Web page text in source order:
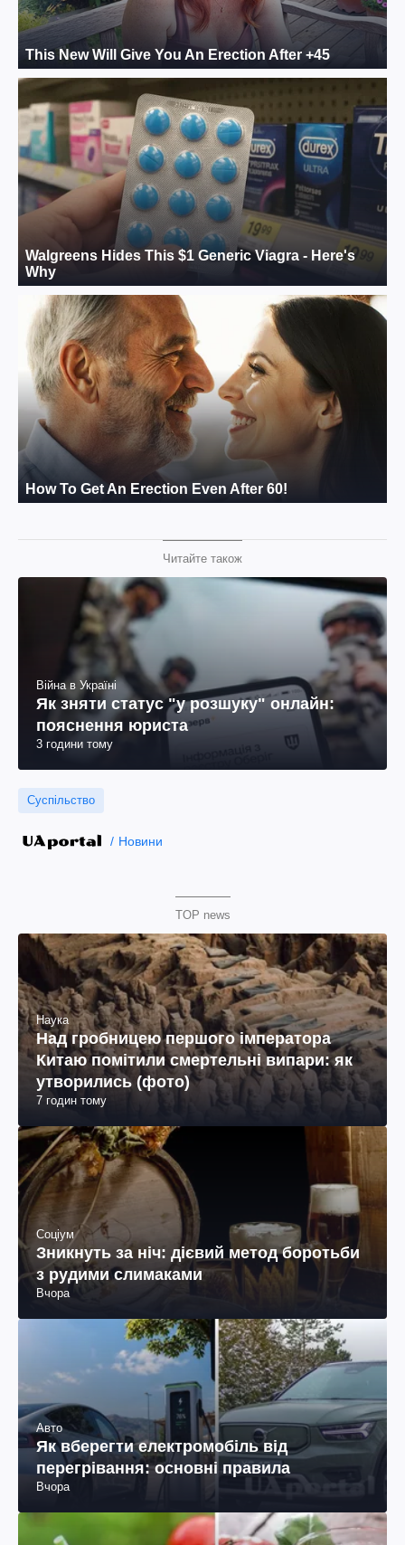
Читайте також
Війна в Україні
Як зняти статус "у розшуку" онлайн:
пояснення юриста
3 години тому
Суспільство
Новини
TOP news
Наука
Над гробницею першого імператора
Китаю помітили смертельні випари: як
утворились (фото)
7 годин тому
Соціум
Зникнуть за ніч: дієвий метод боротьби
з рудими слимаками
Вчора
Авто
Як вберегти електромобіль від
перегрівання: основні правила
Вчора